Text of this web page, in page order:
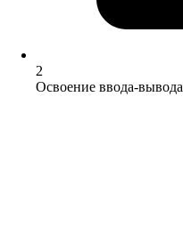
2
Освоение ввода-вывода